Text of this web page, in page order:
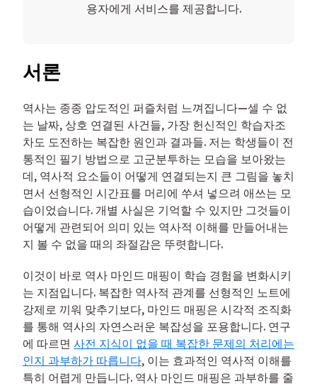
용자에게 서비스를 제공합니다.
서론
역사는 종종 압도적인 퍼즐처럼 느껴집니다—셀 수 없
는 날짜, 상호 연결된 사건들, 가장 헌신적인 학습자조
차도 도전하는 복잡한 원인과 결과들. 저는 학생들이 전
통적인 필기 방법으로 고군분투하는 모습을 보아왔는
데, 역사적 요소들이 어떻게 연결되는지 큰 그림을 놓치
면서 선형적인 시간표를 머리에 쑤셔 넣으려 애쓰는 모
습이었습니다. 개별 사실은 기억할 수 있지만 그것들이
어떻게 관련되어 의미 있는 역사적 이해를 만들어내는
지 볼 수 없을 때의 좌절감은 뚜렷합니다.
이것이 바로 역사 마인드 매핑이 학습 경험을 변화시키
는 지점입니다. 복잡한 역사적 관계를 선형적인 노트에
강제로 끼워 맞추기보다, 마인드 매핑은 시각적 조직화
를 통해 역사의 자연스러운 복잡성을 포용합니다. 연구
에 따르면 사전 지식이 없을 때 복잡한 문제의 처리에는
인지 과부하가 따릅니다, 이는 효과적인 역사적 이해를
특히 어렵게 만듭니다. 역사 마인드 매핑은 과부하를 줄